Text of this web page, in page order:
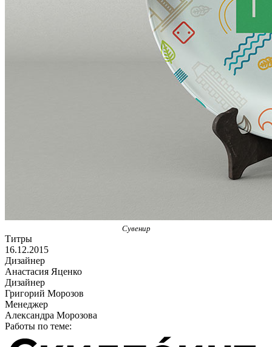
Сувенир
Титры
16.12.2015
Дизайнер
Анастасия Яценко
Дизайнер
Григорий Морозов
Менеджер
Александра Морозова
Работы по теме: